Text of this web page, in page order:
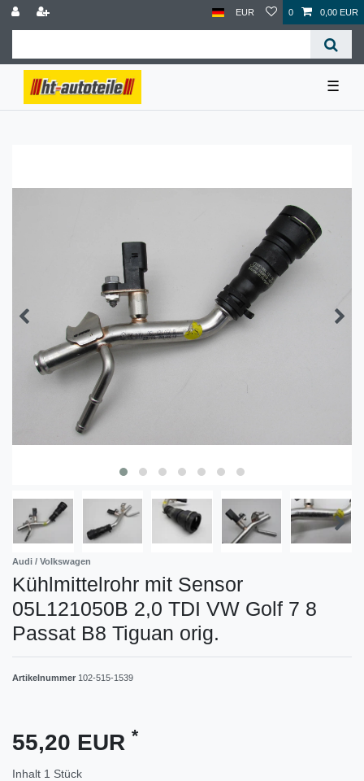
EUR 0 0,00 EUR
☰
Audi / Volkswagen
Kühlmittelrohr mit Sensor
05L121050B 2,0 TDI VW Golf 7 8
Passat B8 Tiguan orig.
Artikelnummer 102-515-1539
55,20 EUR *
Inhalt 1 Stück